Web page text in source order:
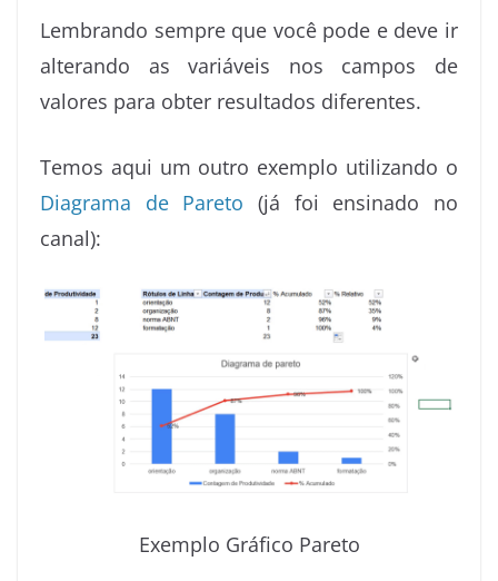
Lembrando sempre que você pode e deve ir
alterando as variáveis nos campos de
valores para obter resultados diferentes.
Temos aqui um outro exemplo utilizando o
Diagrama de Pareto (já foi ensinado no
canal):
Exemplo Gráfico Pareto